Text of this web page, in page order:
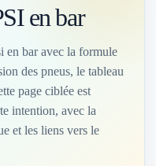
en bar
en bar avec la formule
des pneus, le tableau
page ciblée est
intention, avec la
et les liens vers le